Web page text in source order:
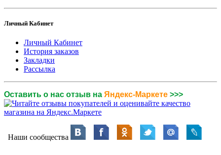
Личный Кабинет
Личный Кабинет
История заказов
Закладки
Рассылка
Оставить о нас отзыв на Яндекс-Маркете >>>
Наши сообщества